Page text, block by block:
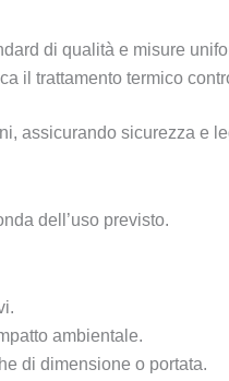
di qualità e misure
il trattamento termico
assicurando sicurezza e
dell’uso previsto.
ambientale.
di dimensione o portata.